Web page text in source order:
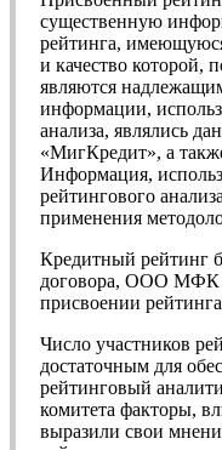
существенную
рейтинга,
и качество
являются
информации,
анализа, являлись
«МигКредит», а
Информация,
рейтингового
применения
Кредитный рейтинг
договора, ООО МФК
присвоении
Число участников
достаточным для
рейтинговый
комитета факторы,
выразили свои